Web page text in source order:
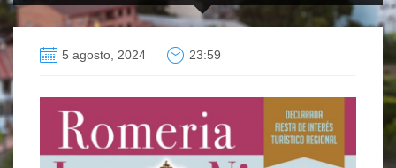
5 agosto, 2024 23:59